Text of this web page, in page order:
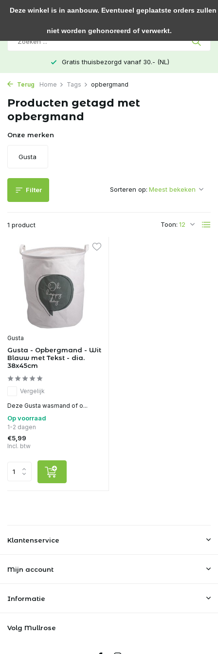
Gratis thuisbezorgd vanaf 30.- (NL)
Terug Home Tags opbergmand
Producten getagd met
opbergmand
Onze merken
Gusta
Filter
1 product Toon:
Sorteren op:
Gusta
Gusta - Opbergmand - Wit
Blauw met Tekst - dia.
38x45cm
Vergelijk
Deze Gusta wasmand of o...
Op voorraad
1-2 dagen
€5,99
Incl. btw
Klantenservice
Mijn account
Informatie
Volg Mullrose
Deze winkel is in aanbouw. Eventueel geplaatste orders zullen
niet worden gehonoreerd of verwerkt.